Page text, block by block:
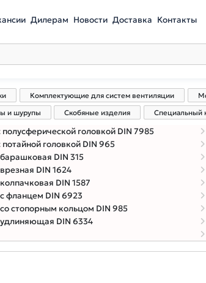
Дилерам Новости Доставка Контакты
Комплектующие для систем вентиляции
и шурупы Скобяные изделия Специальный
полусферической головкой DIN 7985
потайной головкой DIN 965
DIN 315
DIN 1624
DIN 1587
фланцем DIN 6923
стопорным кольцом DIN 985
удлиняющая DIN 6334